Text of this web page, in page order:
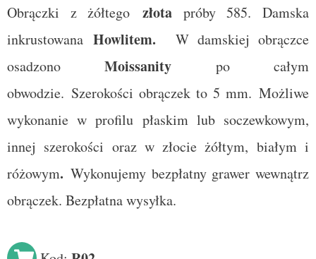
Obrączki z żółtego złota próby 585. Damska
inkrustowana Howlitem. W damskiej obrączce
osadzono Moissanity po całym
obwodzie. Szerokości obrączek to 5 mm. Możliwe
wykonanie w profilu płaskim lub soczewkowym,
innej szerokości oraz w złocie żółtym, białym i
różowym. Wykonujemy bezpłatny grawer wewnątrz
obrączek. Bezpłatna wysyłka.